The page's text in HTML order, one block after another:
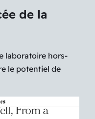
de la
laboratoire hors-
le potentiel de